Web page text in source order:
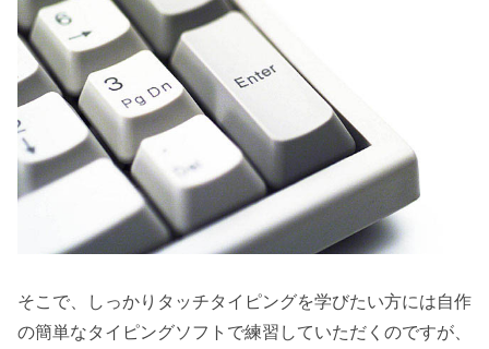
そこで、しっかりタッチタイピングを学びたい方には自作
の簡単なタイピングソフトで練習していただくのですが、